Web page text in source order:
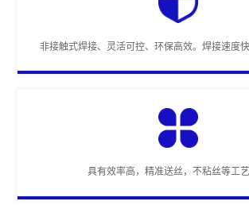
非接触式焊接、灵活可控、环保高效。焊接速度
具有效率高，精准送丝，不粘丝等工